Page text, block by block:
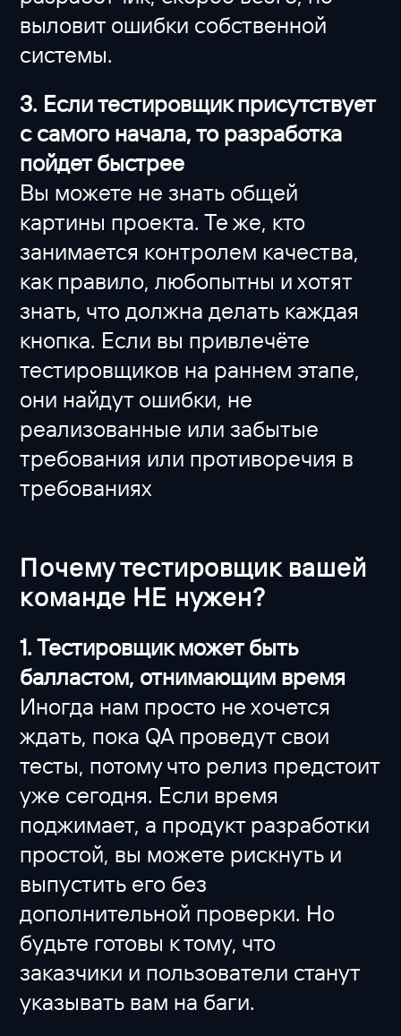
выловит ошибки собственной
системы.
3. Если тестировщик присутствует
с самого начала, то разработка
пойдет быстрее
Вы можете не знать общей
картины проекта. Те же, кто
занимается контролем качества,
как правило, любопытны и хотят
знать, что должна делать каждая
кнопка. Если вы привлечёте
тестировщиков на раннем этапе,
они найдут ошибки, не
реализованные или забытые
требования или противоречия в
требованиях
Почему тестировщик вашей
команде НЕ нужен?
1. Тестировщик может быть
балластом, отнимающим время
Иногда нам просто не хочется
ждать, пока QA проведут свои
тесты, потому что релиз предстоит
уже сегодня. Если время
поджимает, а продукт разработки
простой, вы можете рискнуть и
выпустить его без
дополнительной проверки. Но
будьте готовы к тому, что
заказчики и пользователи станут
указывать вам на баги.